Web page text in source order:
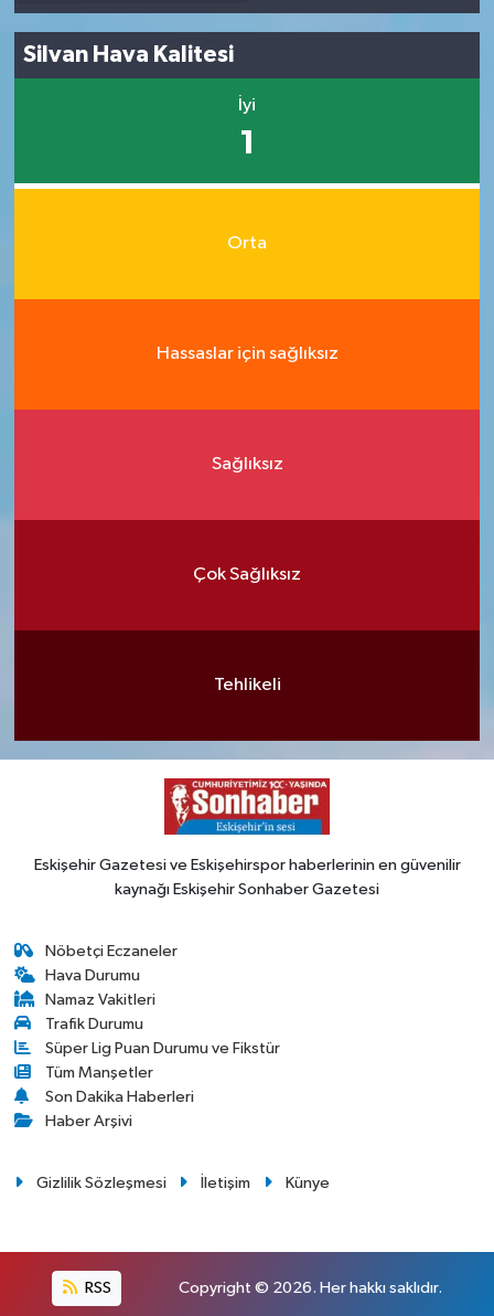
Silvan Hava Kalitesi
İyi
1
Orta
Hassaslar için sağlıksız
Sağlıksız
Çok Sağlıksız
Tehlikeli
Eskişehir Gazetesi ve Eskişehirspor haberlerinin en güvenilir
kaynağı Eskişehir Sonhaber Gazetesi
Nöbetçi Eczaneler
Hava Durumu
Namaz Vakitleri
Trafik Durumu
Süper Lig Puan Durumu ve Fikstür
Tüm Manşetler
Son Dakika Haberleri
Haber Arşivi
Gizlilik Sözleşmesi İletişim Künye
RSS Copyright © 2026. Her hakkı saklıdır.